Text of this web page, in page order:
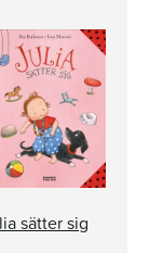
sätter sig